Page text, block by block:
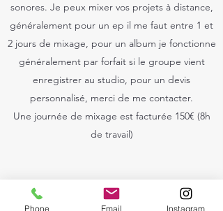
sonores. Je peux mixer vos projets à distance,
généralement pour un ep il me faut entre 1 et
2 jours de mixage, pour un album je fonctionne
généralement par forfait si le groupe vient
enregistrer au studio, pour un devis
personnalisé, merci de me contacter.
Une journée de mixage est facturée 150€ (8h
de travail)
Phone Email Instagram